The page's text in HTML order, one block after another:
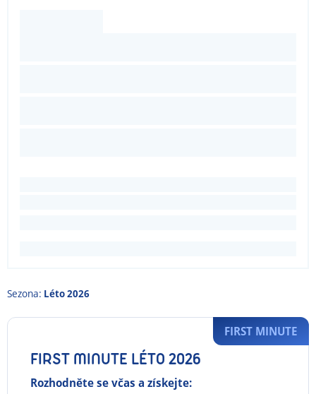
Sezona: Léto 2026
FIRST MINUTE LÉTO 2026
Rozhodněte se včas a získejte:
FIRST MINUTE